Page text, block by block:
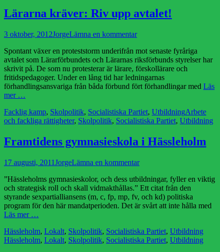
Lärarna kräver: Riv upp avtalet!
Publicerad
3 oktober, 2012Författare
JorgeLämna en kommentar
Spontant växer en proteststorm underifrån mot senaste fyråriga
avtalet som Lärarförbundets och Lärarnas riksförbunds styrelser har
skrivit på. De som nu protesterar är lärare, förskollärare och
fritidspedagoger. Under en lång tid har ledningarnas
förhandlingsansvariga från båda förbund fört förhandlingar med Läs
mer …
Kategorier
Facklig kamp, Skolpolitik, Socialistiska Partiet, UtbildningEtiketter
Arbete
och fackliga rättigheter, Skolpolitik, Socialistiska Partiet, Utbildning
Framtidens gymnasieskola i Hässleholm
Publicerad
17 augusti, 2011 Författare
JorgeLämna en kommentar
”Hässleholms gymnasieskolor, och dess utbildningar, fyller en viktig
och strategisk roll och skall vidmakthållas.” Ett citat från den
styrande sexpartialliansens (m, c, fp, mp, fv, och kd) politiska
program för den här mandatperioden. Det är svårt att inte hålla med
Läs mer …
Kategorier
Hässleholm, Lokalt, Skolpolitik, Socialistiska Partiet, Utbildning
Hässleholm, Lokalt, Skolpolitik, Socialistiska Partiet, Utbildning